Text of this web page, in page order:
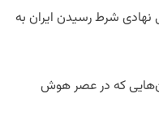
شرط رسیدن ایران به
که در عصر هوش